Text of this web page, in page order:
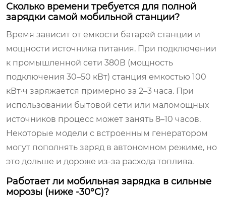
Сколько времени требуется для полной
зарядки самой мобильной станции?
Время зависит от емкости батарей станции и
мощности источника питания. При подключении
к промышленной сети 380В (мощность
подключения 30–50 кВт) станция емкостью 100
кВт·ч заряжается примерно за 2–3 часа. При
использовании бытовой сети или маломощных
источников процесс может занять 8–10 часов.
Некоторые модели с встроенным генератором
могут пополнять заряд в автономном режиме, но
это дольше и дороже из-за расхода топлива.
Работает ли мобильная зарядка в сильные
морозы (ниже -30°C)?